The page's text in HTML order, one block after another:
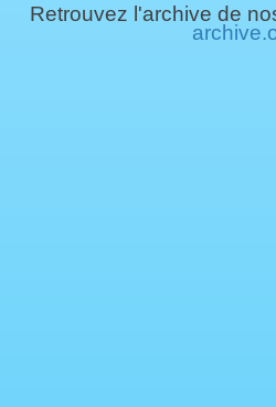
Retrouvez l'archive de